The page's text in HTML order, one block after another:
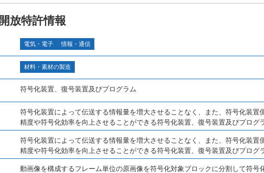
開放特許情報
電気・電子 情報・通信
材料・素材の製造
符号化装置、復号装置及びプログラム
符号化装置によって伝送する情報量を増大させることなく、また、符号化装置
精度や符号化効率を向上させることができる符号化装置、復号装置及びプログ
符号化装置によって伝送する情報量を増大させることなく、また、符号化装置
精度や符号化効率を向上させることができる符号化装置、復号装置及びプログ
動画像を構成するフレーム単位の原画像を符号化対象ブロックに分割して符号